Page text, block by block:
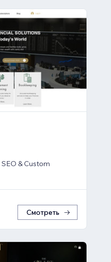
Смотреть